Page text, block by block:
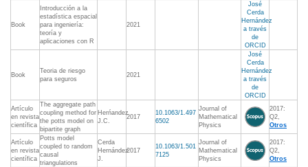
Book
Introducción a la
estadística espacial
para ingeniería:
teoría y
aplicaciones con R
2021
José
Cerda
Hernández
a través
de
ORCID
Book
Teoria de riesgo
para seguros
2021
José
Cerda
Hernández
a través
de
ORCID
Artículo
en revista
científica
The aggregate path
coupling method for
the potts model on
bipartite graph
Herńandez
J.C.
2017
10.1063/1.497
6502
Journal of
Mathematical
Physics
2017:
Q2,
Otros
Artículo
en revista
científica
Potts model
coupled to random
causal
triangulations
Cerda
Hernández
J.
2017
10.1063/1.501
7125
Journal of
Mathematical
Physics
2017:
Q2,
Otros